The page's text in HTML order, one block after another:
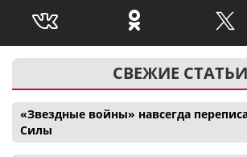
СВЕЖИЕ СТАТЬИ
«Звездные войны» навсегда
Силы